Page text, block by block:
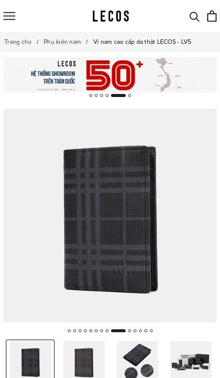
Trang chủ Phụ kiện nam Ví nam cao cấp da thật LECOS - LV5